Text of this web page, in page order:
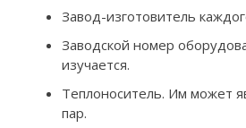
Завод-изготовитель
Заводской номер
изучается.
Теплоноситель. Им может
пар.